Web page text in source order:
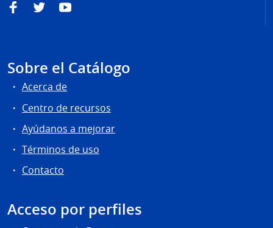
FacebookTwitterYouTube
Sobre el Catálogo
Acerca de
Centro de recursos
Ayúdanos a mejorar
Términos de uso
Contacto
Acceso por perfiles